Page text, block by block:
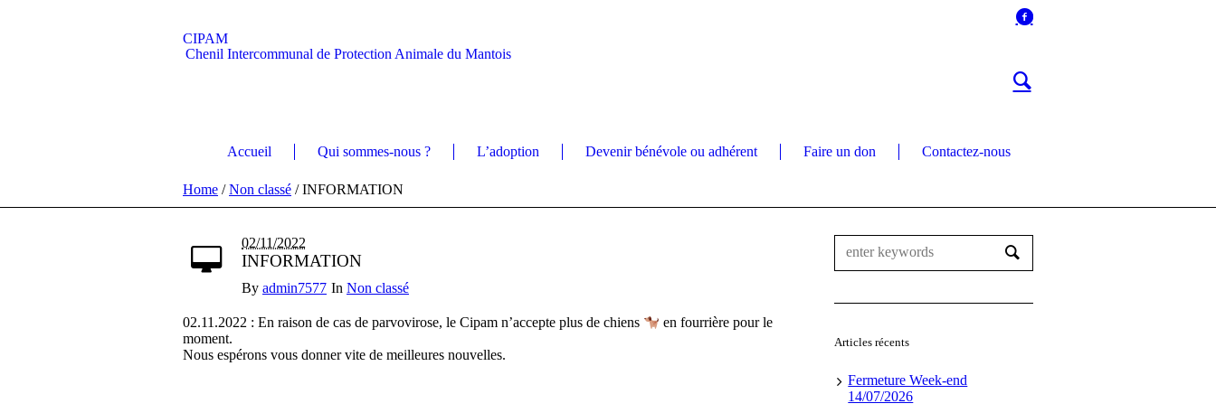
CIPAM
Chenil Intercommunal de Protection Animale du Mantois
Accueil Qui sommes-nous ? L’adoption Devenir bénévole ou adhérent Faire un don Contactez-nous
Home /Non classé /INFORMATION
02/11/2022
INFORMATION
By admin7577 In Non classé
02.11.2022 : En raison de cas de parvovirose, le Cipam n’accepte plus de chiens
en fourrière pour le
moment.
Nous espérons vous donner vite de meilleures nouvelles.
Articles récents
Fermeture Week-end
14/07/2026